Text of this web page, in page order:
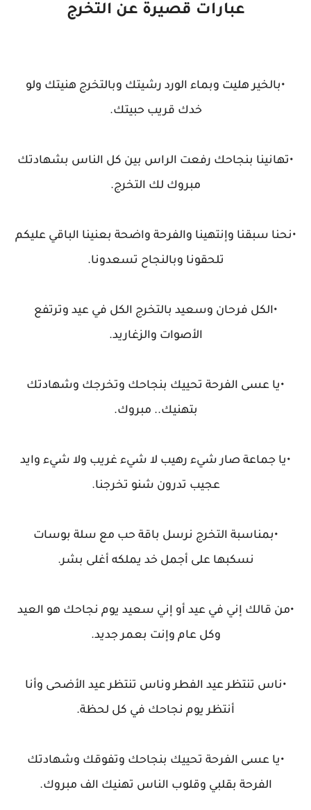
عبارات قصيرة عن التخرج
•بالخير هليت وبماء الورد رشيتك وبالتخرج هنيتك ولو
خدك قريب حبيتك.
•تهانينا بنجاحك رفعت الراس بين كل الناس بشهادتك
مبروك لك التخرج.
•نحنا سبقنا وإنتهينا والفرحة واضحة بعنينا الباقي عليكم
تلحقونا وبالنجاح تسعدونا.
•الكل فرحان وسعيد بالتخرج الكل في عيد وترتفع
الأصوات والزغاريد.
•يا عسى الفرحة تحييك بنجاحك وتخرجك وشهادتك
بتهنيك.. مبروك.
•يا جماعة صار شيء رهيب لا شيء غريب ولا شيء وايد
عجيب تدرون شنو تخرجنا.
•بمناسبة التخرج نرسل باقة حب مع سلة بوسات
نسكبها على أجمل خد يملكه أغلى بشر.
•من قالك إني في عيد أو إني سعيد يوم نجاحك هو العيد
وكل عام وإنت بعمر جديد.
•ناس تنتظر عيد الفطر وناس تنتظر عيد الأضحى وأنا
أنتظر يوم نجاحك في كل لحظة.
•يا عسى الفرحة تحييك بنجاحك وتفوقك وشهادتك
الفرحة بقلبي وقلوب الناس تهنيك الف مبروك.